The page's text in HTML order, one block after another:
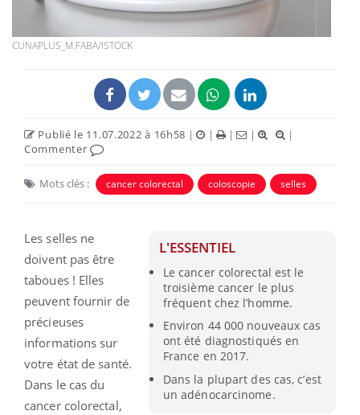
CUNAPLUS_M.FABA/ISTOCK
Publié le 11.07.2022 à 16h58 | | | |
|
Commenter
Mots clés : cancer colorectal coloscopie selles
L'ESSENTIEL
Le cancer colorectal est le
troisième cancer le plus
fréquent chez l’homme.
Environ 44 000 nouveaux cas
ont été diagnostiqués en
France en 2017.
Dans la plupart des cas, c’est
un adénocarcinome.
Les selles ne
doivent pas être
taboues ! Elles
peuvent fournir de
précieuses
informations sur
votre état de santé.
Dans le cas du
cancer colorectal,